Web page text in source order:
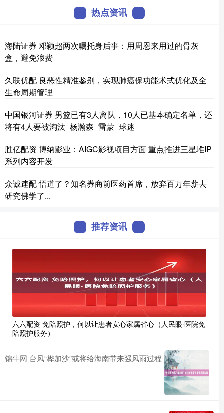
热点资讯
海陆证券 邓颖超两次嘱托身后事：用周恩来用过的骨灰
盒，避免浪费
久联优配 良恶性精准鉴别，实现肺癌保功能术式优化及全
生命周期管理
中国银河证券 男篮已有3人离队，10人已基本确定名单，还
将有4人要被淘汰_杨瀚森_雷蒙_球迷
胜亿配资 博纳影业：AIGC影视项目方面 重点推进三星堆IP
系列内容开发
众诚速配 悟道了？知名券商前医药首席，放弃百万年薪去
研究佛学了...
推荐资讯
六六配资 免陪照护，何以让患者安心家属省心（人民眼·医院免
陪照护服务）
锦牛网 台风“桦加沙”或将给海南带来强风雨过程